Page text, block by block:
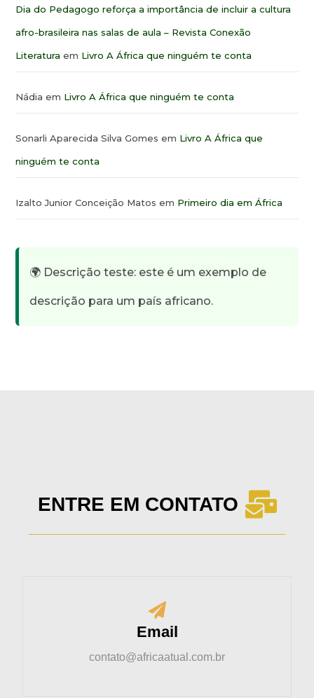
Dia do Pedagogo reforça a importância de incluir a cultura
afro-brasileira nas salas de aula – Revista Conexão
Literatura em Livro A África que ninguém te conta
Nádia em Livro A África que ninguém te conta
Sonarli Aparecida Silva Gomes em Livro A África que
ninguém te conta
Izalto Junior Conceição Matos em Primeiro dia em África
🌍 Descrição teste: este é um exemplo de
descrição para um país africano.
ENTRE EM CONTATO
Email
contato@africaatual.com.br